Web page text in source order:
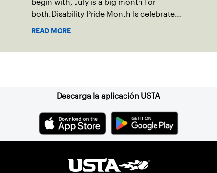
begin with, July is a big month for
both.Disability Pride Month Is celebrated
READ MORE
Descarga la aplicación USTA